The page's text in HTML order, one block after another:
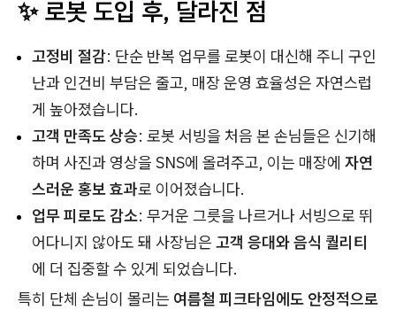
✨ 로봇 도입 후, 달라진 점
고정비 절감: 단순 반복 업무를 로봇이 대신해 주니 구인
난과 인건비 부담은 줄고, 매장 운영 효율성은 자연스럽
게 높아졌습니다.
고객 만족도 상승: 로봇 서빙을 처음 본 손님들은 신기해
하며 사진과 영상을 SNS에 올려주고, 이는 매장에 자연
스러운 홍보 효과로 이어졌습니다.
업무 피로도 감소: 무거운 그릇을 나르거나 서빙으로 뛰
어다니지 않아도 돼 사장님은 고객 응대와 음식 퀄리티
에 더 집중할 수 있게 되었습니다.
특히 단체 손님이 몰리는 여름철 피크타임에도 안정적으로